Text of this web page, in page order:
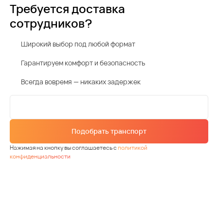
Требуется доставка
сотрудников?
Широкий выбор под любой формат
Гарантируем комфорт и безопасность
Всегда вовремя — никаких задержек
Подобрать транспорт
Нажимая на кнопку вы соглашаетесь сполитикой
конфиденциальности